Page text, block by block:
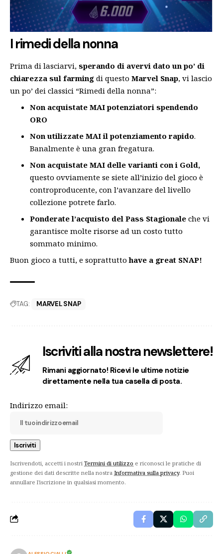
I rimedi della nonna
Prima di lasciarvi, sperando di avervi dato un po’ di
chiarezza sul farming di questo Marvel Snap, vi lascio
un po’ dei classici “Rimedi della nonna”:
Non acquistate MAI potenziatori spendendo
ORO
Non utilizzate MAI il potenziamento rapido.
Banalmente è una gran fregatura.
Non acquistate MAI delle varianti con i Gold,
questo ovviamente se siete all’inizio del gioco è
controproducente, con l’avanzare del livello
collezione potrete farlo.
Ponderate l’acquisto del Pass Stagionale che vi
garantisce molte risorse ad un costo tutto
sommato minimo.
Buon gioco a tutti, e soprattuttohave a great SNAP!
TAG: MARVEL SNAP
Iscriviti alla nostra newslettere!
Rimani aggiornato! Ricevi le ultime notizie
direttamente nella tua casella di posta.
Indirizzo email:
Iscrivendoti, accetti i nostri Termini di utilizzo e riconosci le pratiche di
gestione dei dati descritte nella nostra Informativa sulla privacy. Puoi
annullare l'iscrizione in qualsiasi momento.